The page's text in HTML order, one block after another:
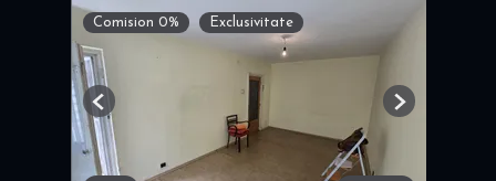
Comision 0% Exclusivitate
Previous Next